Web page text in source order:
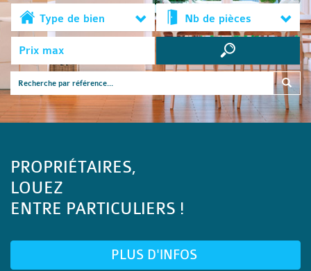
Type de bien Nb de pièces
PROPRIÉTAIRES,
LOUEZ
ENTRE PARTICULIERS !
PLUS D'INFOS